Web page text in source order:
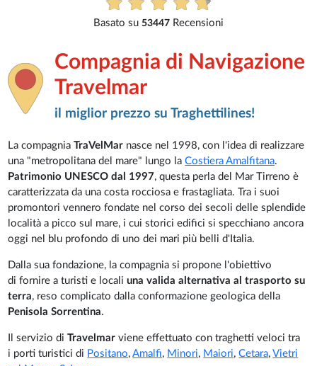
53447Recensioni
Compagnia di Navigazione
Travelmar
il miglior prezzo su Traghettilines!
La compagniaTraVelMar nasce nel 1998, con l'idea di realizzare
una "metropolitana del mare" lungo laCostiera Amalfitana.
Patrimonio UNESCO dal 1997, questa perla del Mar Tirreno è
caratterizzata da una costa rocciosa e frastagliata. Tra i suoi
promontori vennero fondate nel corso dei secoli delle splendide
località a picco sul mare, i cui storici edifici si specchiano ancora
oggi nel blu profondo di uno dei mari più belli d'Italia.
Dalla sua fondazione, la compagnia si propone l'obiettivo
di fornire a turisti e localiuna valida alternativa al trasporto su
terra, reso complicato dalla conformazione geologica della
Penisola Sorrentina.
Il servizio diTravelmarviene effettuato con traghetti veloci tra
i porti turistici di Positano,Amalfi, Minori, Maiori,Cetara,Vietri